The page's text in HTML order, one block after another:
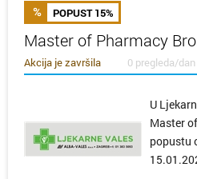
POPUST 15%
Master of Pharmacy
Akcija je završila 0 pregleda/
U
Master
popustu